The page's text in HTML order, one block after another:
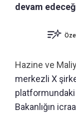
devam
Hazine ve
merkezli X
platformundaki
Bakanlığın